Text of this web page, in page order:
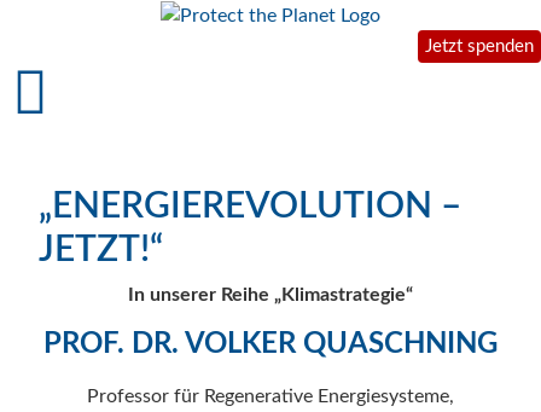
Jetzt spenden
„ENERGIEREVOLUTION –
JETZT!“
In unserer Reihe „Klimastrategie“
PROF. DR. VOLKER QUASCHNING
Professor für Regenerative Energiesysteme,